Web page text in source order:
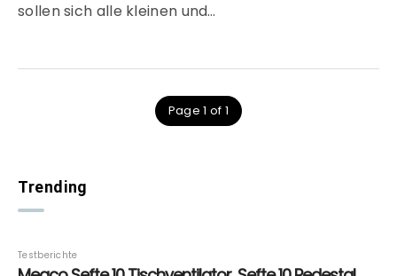
sollen sich alle kleinen und…
Page 1 of 1
Trending